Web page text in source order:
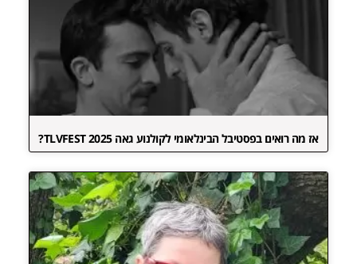
אז מה רואים בפסטיבל הבינלאומי לקולנוע גאה TLVFEST 2025?